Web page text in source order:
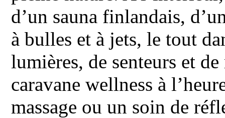
d’un sauna finlandais,
à bulles et à jets, le tout
lumières, de senteurs et
caravane wellness à
massage ou un soin de